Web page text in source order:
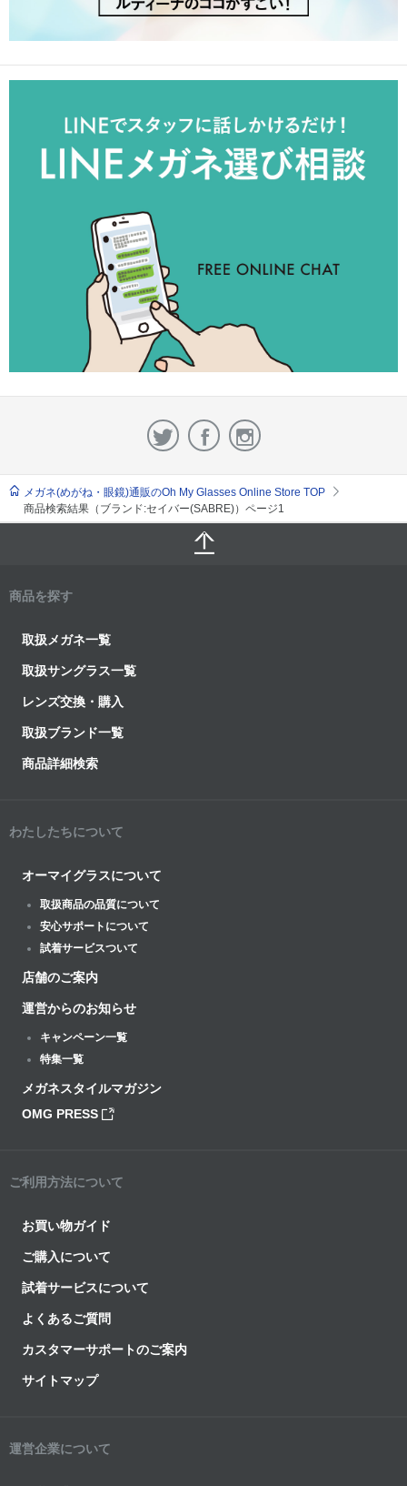
メガネ(めがね・眼鏡)通販のOh My Glasses Online Store TOP
商品検索結果（ブランド:セイバー(SABRE)）ページ1
商品を探す
取扱メガネ一覧
取扱サングラス一覧
レンズ交換・購入
取扱ブランド一覧
商品詳細検索
わたしたちについて
オーマイグラスについて
取扱商品の品質について
安心サポートについて
試着サービスついて
店舗のご案内
運営からのお知らせ
キャンペーン一覧
特集一覧
メガネスタイルマガジン
OMG PRESS
ご利用方法について
お買い物ガイド
ご購入について
試着サービスについて
よくあるご質問
カスタマーサポートのご案内
サイトマップ
運営企業について